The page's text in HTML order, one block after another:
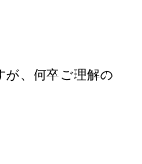
が、何卒ご理解の